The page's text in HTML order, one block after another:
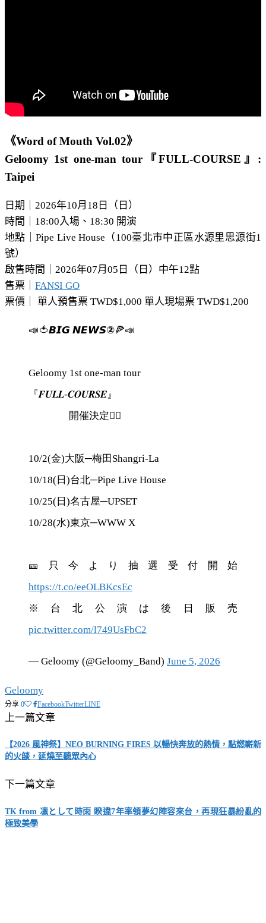
《Word of Mouth Vol.02》
Geloomy 1st one-man tour『FULL-COURSE』:
Taipei
日期｜2026年10月18日（日）
時間｜18:00入場、18:30 開演
地點｜Pipe Live House（100臺北市中正區水源里思源街1
號）
啟售時間｜2026年07月05日（日）中午12點
售票｜ FANSI GO
票價｜ 單人預售票 TWD$1,000 單人現場票 TWD$1,200
📣🍅𝘽𝙄𝙂 𝙉𝙀𝙒𝙎②🍕📣
Geloomy 1st one-man tour
『𝑭𝑼𝑳𝑳-𝑪𝑶𝑼𝑹𝑺𝑬』
開催決定❤️‍🔥
10/2(金)大阪─梅田Shangri-La
10/18(日)台北─Pipe Live House
10/25(日)名古屋─UPSET
10/28(水)東京─WWW X
🎫只今より抽選受付開始
https://t.co/eeOLBKcsEc
※台北公演は後日販売
pic.twitter.com/l749UsFbC2
— Geloomy (@Geloomy_Band) June 5, 2026
Geloomy
分享 0 FacebookTwitterLINE
上一篇文章
【2026 風神祭】NEO BURNING FIRES 以暢快奔放的熱情，點燃嶄新
的火燄，延燒至聽眾內心
下一篇文章
TK from 凛として時雨 睽違7年率領夢幻陣容來台，再現狂暴紛亂的
極致美學